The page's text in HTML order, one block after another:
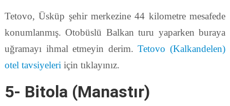
Tetovo, Üsküp şehir merkezine 44 kilometre mesafede
konumlanmış. Otobüslü Balkan turu yaparken buraya
uğramayı ihmal etmeyin derim.Tetovo (Kalkandelen)
otel tavsiyeleri için tıklayınız.
5- Bitola (Manastır)